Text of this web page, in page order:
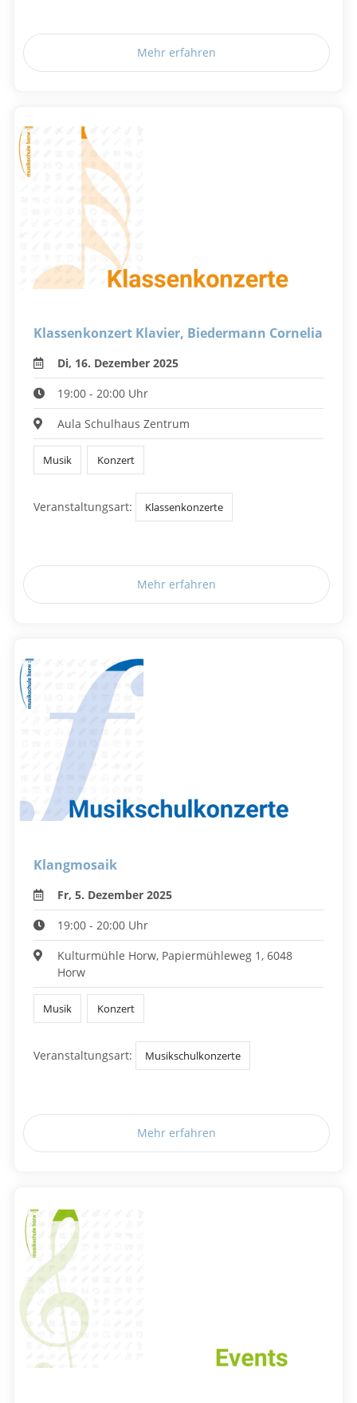
Mehr erfahren
Klassenkonzert Klavier, Biedermann Cornelia
Di, 16. Dezember 2025
19:00 - 20:00 Uhr
Aula Schulhaus Zentrum
Musik Konzert
Veranstaltungsart: Klassenkonzerte
Mehr erfahren
Klangmosaik
Fr, 5. Dezember 2025
19:00 - 20:00 Uhr
Kulturmühle Horw, Papiermühleweg 1, 6048
Horw
Musik Konzert
Veranstaltungsart: Musikschulkonzerte
Mehr erfahren